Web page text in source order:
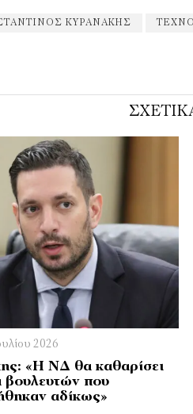
ΚΥΡΑΝΆΚΗΣ
2026
«Η ΝΔ θα καθαρίσει
βουλευτών που
αδίκως»